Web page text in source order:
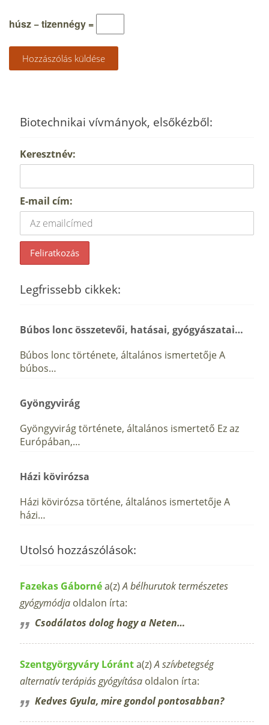
húsz − tizennégy =
Biotechnikai vívmányok, elsőkézből:
Keresztnév:
E-mail cím:
Legfrissebb cikkek:
Búbos lonc összetevői, hatásai, gyógyászatai…
Búbos lonc története, általános ismertetője A
búbos…
Gyöngyvirág
Gyöngyvirág története, általános ismertető Ez az
Európában,…
Házi kövirózsa
Házi kövirózsa történe, általános ismertetője A
házi…
Utolsó hozzászólások:
Fazekas Gábornéa(z)A bélhurutok természetes
gyógymódja oldalon írta:
Csodálatos dolog hogy a Neten…
Szentgyörgyváry Lóránta(z)A szívbetegség
alternatív terápiás gyógyítása oldalon írta:
Kedves Gyula, mire gondol pontosabban?